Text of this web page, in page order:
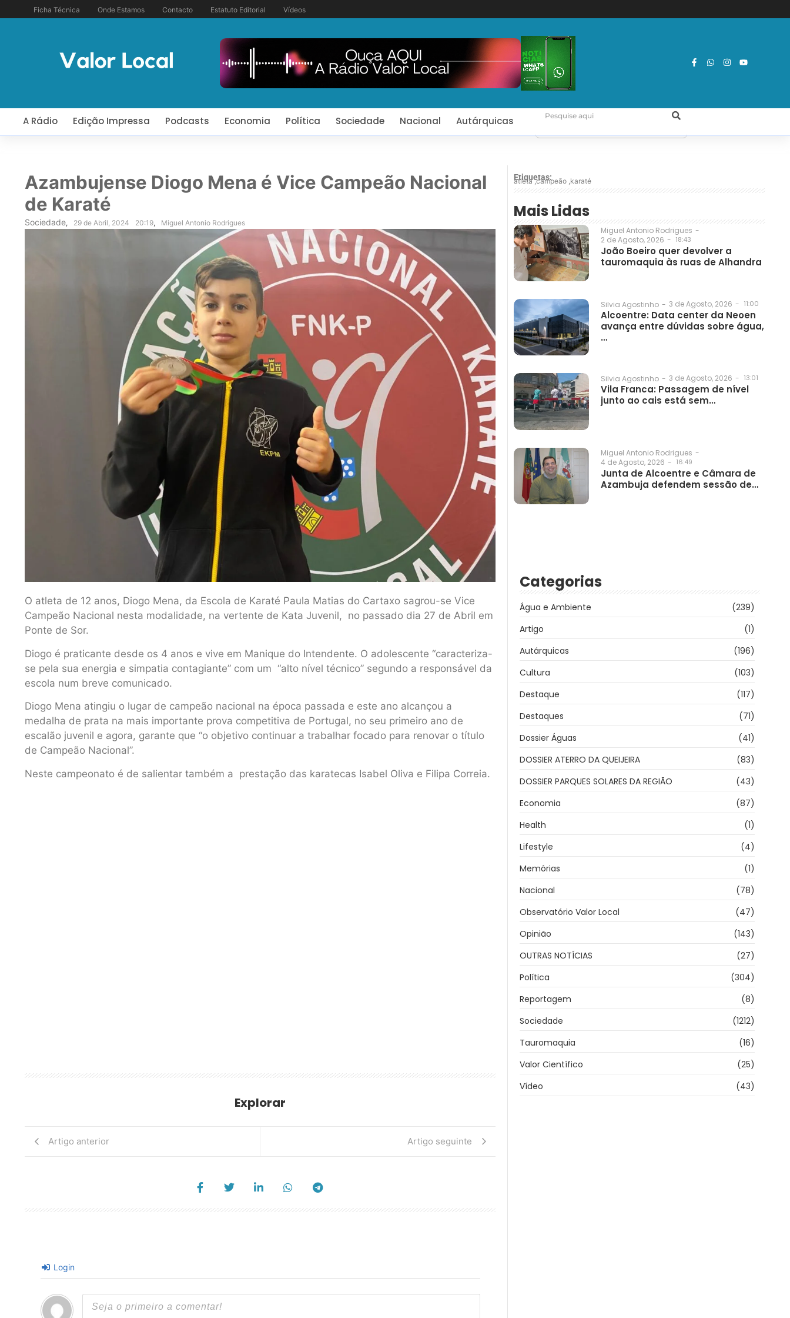
Ficha Técnica Onde Estamos Contacto Estatuto Editorial Vídeos
A Rádio Edição Impressa Podcasts Economia Política Sociedade Nacional Autárquicas
Azambujense Diogo Mena é Vice Campeão Nacional
de Karaté
Sociedade, 29 de Abril, 2024 20:19, Miguel Antonio Rodrigues
O atleta de 12 anos, Diogo Mena, da Escola de Karaté Paula Matias do Cartaxo sagrou-se Vice
Campeão Nacional nesta modalidade, na vertente de Kata Juvenil, no passado dia 27 de Abril em
Ponte de Sor.
Diogo é praticante desde os 4 anos e vive em Manique do Intendente. O adolescente “caracteriza-
se pela sua energia e simpatia contagiante” com um “alto nível técnico” segundo a responsável da
escola num breve comunicado.
Diogo Mena atingiu o lugar de campeão nacional na época passada e este ano alcançou a
medalha de prata na mais importante prova competitiva de Portugal, no seu primeiro ano de
escalão juvenil e agora, garante que “o objetivo continuar a trabalhar focado para renovar o título
de Campeão Nacional”.
Neste campeonato é de salientar também a prestação das karatecas Isabel Oliva e Filipa Correia.
Explorar
Artigo anterior Artigo seguinte
Login
Etiquetas:
atleta,campeão ,karaté
Mais Lidas
Miguel Antonio Rodrigues -
2 de Agosto, 2026 - 18:43
João Boeiro quer devolver a
tauromaquia às ruas de Alhandra
Silvia Agostinho - 3 de Agosto, 2026 - 11:00
Alcoentre: Data center da Neoen
avança entre dúvidas sobre água,
…
Silvia Agostinho - 3 de Agosto, 2026 - 13:01
Vila Franca: Passagem de nível
junto ao cais está sem…
Miguel Antonio Rodrigues -
4 de Agosto, 2026 - 16:49
Junta de Alcoentre e Câmara de
Azambuja defendem sessão de…
Categorias
Água e Ambiente
(239)
Artigo
(1)
Autárquicas
(196)
Cultura
(103)
Destaque
(117)
Destaques
(71)
Dossier Águas
(41)
DOSSIER ATERRO DA QUEIJEIRA
(83)
DOSSIER PARQUES SOLARES DA REGIÃO
(43)
Economia
(87)
Health
(1)
Lifestyle
(4)
Memórias
(1)
Nacional
(78)
Observatório Valor Local
(47)
Opinião
(143)
OUTRAS NOTÍCIAS
(27)
Política
(304)
Reportagem
(8)
Sociedade
(1212)
Tauromaquia
(16)
Valor Científico
(25)
Vídeo
(43)